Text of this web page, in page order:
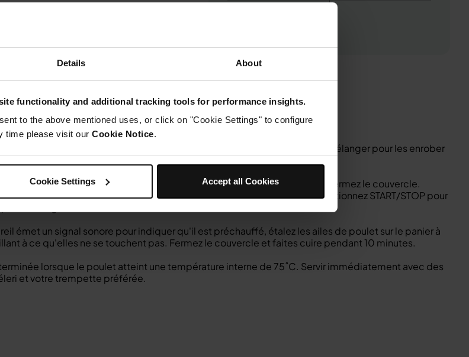
Details About
functionality and additional tracking tools for performance insights.
to the above mentioned uses, or click on "Cookie Settings" to configure
time please visit our Cookie Notice.
Cookie Settings Accept all Cookies
les épices et les herbes dans un grand bol. Ajouter les ailes de poulet et mélanger pour les enrober
du gril dans l'appareil. Placez le panier à légumes sur la plaque du gril et fermez le couvercle.
FRY, réglez la température à 200°C et réglez la durée à 10 minutes. Sélectionnez START/STOP pour
émet un signal sonore pour indiquer qu'il est préchauffé, étalez les ailes de poulet sur le panier à
à ce qu'elles ne se touchent pas. Fermez le couvercle et faites cuire pendant 10 minutes.
lorsque le poulet atteint une température interne de 75˚C. Servir immédiatement avec des
et votre trempette préférée.